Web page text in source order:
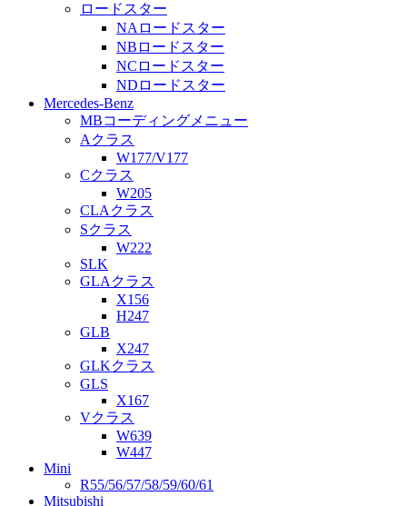
ロードスター
NAロードスター
NBロードスター
NCロードスター
NDロードスター
Mercedes-Benz
MBコーディングメニュー
Aクラス
W177/V177
Cクラス
W205
CLAクラス
Sクラス
W222
SLK
GLAクラス
X156
H247
GLB
X247
GLKクラス
GLS
X167
Vクラス
W639
W447
Mini
R55/56/57/58/59/60/61
Mitsubishi